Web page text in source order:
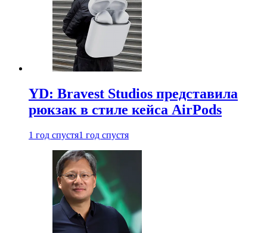
YD: Bravest Studios представила
рюкзак в стиле кейса AirPods
1 год спустя1 год спустя